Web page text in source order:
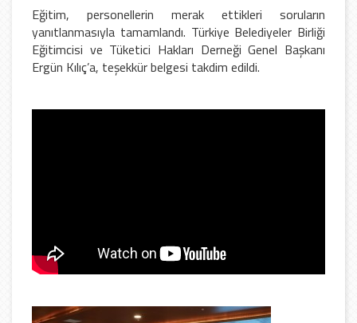
Eğitim, personellerin merak ettikleri soruların
yanıtlanmasıyla tamamlandı. Türkiye Belediyeler Birliği
Eğitimcisi ve Tüketici Hakları Derneği Genel Başkanı
Ergün Kılıç’a, teşekkür belgesi takdim edildi.